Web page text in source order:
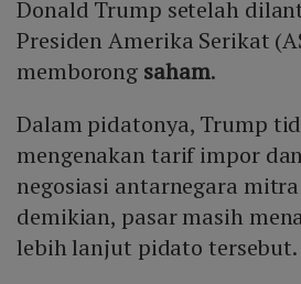
Donald Trump setelah
Presiden Amerika Serikat
memborong saham.
Dalam pidatonya, Trump
mengenakan tarif impor
negosiasi antarnegara
demikian, pasar masih
lebih lanjut pidato tersebut.